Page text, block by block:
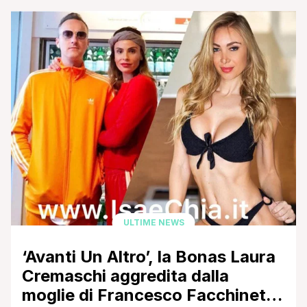
ultime ore sta facendo il giro del web (QUI per
leggere il nostro articolo a riguardo, con le parole
della giovane soubrette). [']
ULTIME NEWS
‘Avanti Un Altro’, la Bonas Laura
Cremaschi aggredita dalla
moglie di Francesco Facchinetti!